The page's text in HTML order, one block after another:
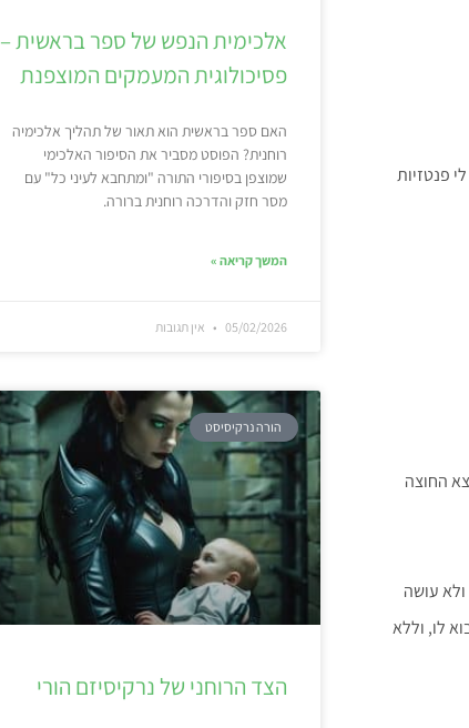
פנטזיות
החוצה
עושה
לו, וללא
אלכימית הנפש של ספר בראשית –
פסיכולוגית המעמקים המוצפנת
האם ספר בראשית הוא תאור של תהליך אלכימיה
רוחנית? הפוסט מסביר את הסיפור האלכימי
שמוצפן בסיפורי התורה "ומתחבא לעיני כל" עם
מסר חזק והדרכה רוחנית ברורה.
המשך קריאה »
05/02/2026 אין תגובות
הורה נרקיסיסט
הצד הרוחני של נרקיסיזם הורי